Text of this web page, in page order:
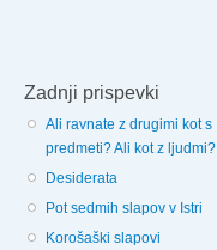
Zadnji prispevki
Ali ravnate z drugimi kot s
predmeti? Ali kot z ljudmi?
Desiderata
Pot sedmih slapov v Istri
Korošaški slapovi